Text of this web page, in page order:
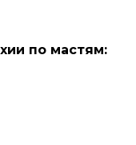
по мастям: